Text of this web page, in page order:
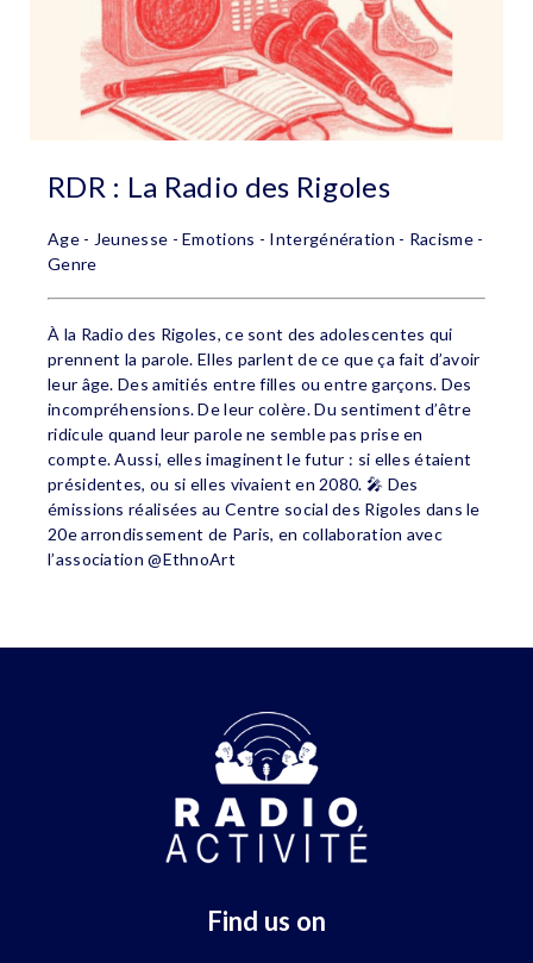
RDR : La Radio des Rigoles
Age - Jeunesse - Emotions - Intergénération - Racisme -
Genre
À la Radio des Rigoles, ce sont des adolescentes qui
prennent la parole. Elles parlent de ce que ça fait d’avoir
leur âge. Des amitiés entre filles ou entre garçons. Des
incompréhensions. De leur colère. Du sentiment d’être
ridicule quand leur parole ne semble pas prise en
compte. Aussi, elles imaginent le futur : si elles étaient
présidentes, ou si elles vivaient en 2080. 🎤 Des
émissions réalisées au Centre social des Rigoles dans le
20e arrondissement de Paris, en collaboration avec
l’association @EthnoArt
Find us on